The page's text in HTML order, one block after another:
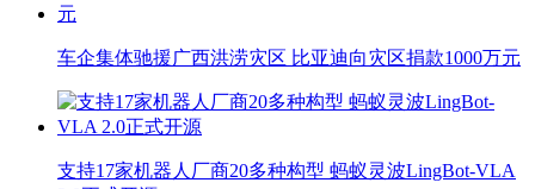
车企集体驰援广西洪涝灾区 比亚迪向灾区捐款1000万元
支持17家机器人厂商20多种构型 蚂蚁灵波LingBot-VLA